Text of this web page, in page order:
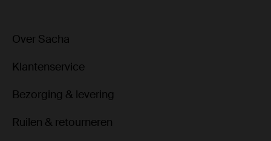
Over Sacha
Klantenservice
Bezorging & levering
Ruilen & retourneren